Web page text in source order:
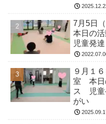
7月5日
本日の
児童発
９月１
室 本日
ス 児
がい